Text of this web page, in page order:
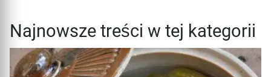
Najnowsze treści w tej kategorii